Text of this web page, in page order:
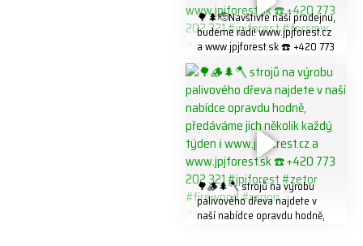
🌳🌲🫡Navštivte naší prodejnu,
budeme rádi! www.jpjforest.cz
a www.jpjforest.sk ☎️ +420 773
202 321 #jpjforest #forsmw
#biojack #regon #vahvajussi
🌳🪵🌲🪓 strojů na výrobu
palivového dřeva najdete v
naší nabídce opravdu hodně,